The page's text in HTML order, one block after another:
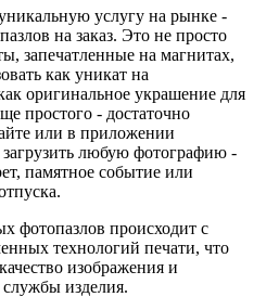
услугу на рынке -
на заказ. Это не просто
запечатленные на магнитах,
как уникат на
оригинальное украшение для
простого - достаточно
или в приложении
любую фотографию -
памятное событие или
фотопазлов происходит с
технологий печати, что
изображения и
изделия.